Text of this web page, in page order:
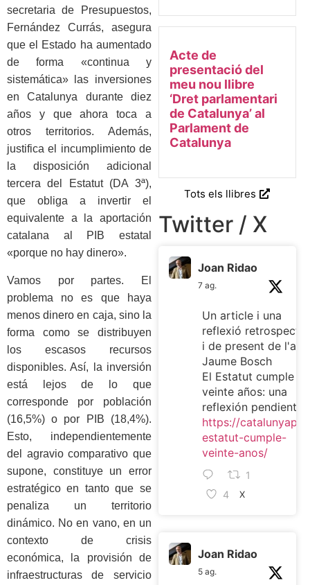
secretaria de Presupuestos,
Fernández Currás, asegura
que el Estado ha aumentado
de forma «continua y
sistemática» las inversiones
en Catalunya durante diez
años y que ahora toca a
otros territorios. Además,
justifica el incumplimiento de
la disposición adicional
tercera del Estatut (DA 3ª),
que obliga a invertir el
equivalente a la aportación
catalana al PIB estatal
«porque no hay dinero».
Vamos por partes. El
problema no es que haya
menos dinero en caja, sino la
forma como se distribuyen
los escasos recursos
disponibles. Así, la inversión
está lejos de lo que
corresponde por población
(16,5%) o por PIB (18,4%).
Esto, independientemente
del agravio comparativo que
supone, constituye un error
estratégico en tanto que se
penaliza un territorio
dinámico. No en vano, en un
contexto de crisis
económica, la provisión de
infraestructuras de servicio
Acte de
presentació del
meu nou llibre
‘Dret parlamentari
de Catalunya’ al
Parlament de
Catalunya
Tots els llibres
Twitter / X
Joan Ridao
7 ag.
Un article i una
reflexió
i de present de
Jaume Bosch
El Estatut cumple
veinte años: una
reflexión pendiente
https://
estatut-cumple-
veinte-anos/
1
4
X
Joan Ridao
5 ag.